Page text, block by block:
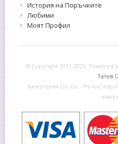
История на Поръчките
Любими
Моят Профил
© Copyright 2011-2026. Powered
Татев
Бижутерия Go-Go - Ръчно